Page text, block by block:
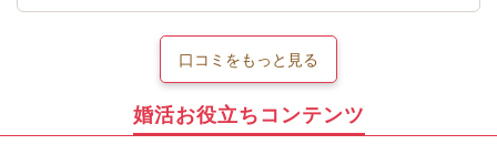
口コミをもっと見る
婚活お役立ちコンテンツ